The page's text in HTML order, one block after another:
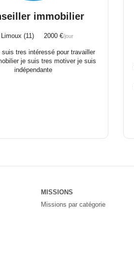
immobilier
(11) 2000 €/jour
suis tres intéressé pour travailler
je suis tres motiver je suis
indépendante
MISSIONS
Missions par catégorie